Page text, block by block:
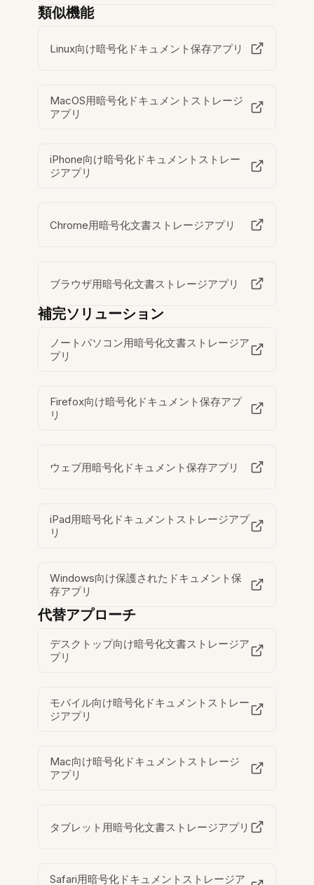
類似機能
Linux向け暗号化ドキュメント保存アプリ
MacOS用暗号化ドキュメントストレージ
アプリ
iPhone向け暗号化ドキュメントストレー
ジアプリ
Chrome用暗号化文書ストレージアプリ
ブラウザ用暗号化文書ストレージアプリ
補完ソリューション
ノートパソコン用暗号化文書ストレージア
プリ
Firefox向け暗号化ドキュメント保存アプ
リ
ウェブ用暗号化ドキュメント保存アプリ
iPad用暗号化ドキュメントストレージアプ
リ
Windows向け保護されたドキュメント保
存アプリ
代替アプローチ
デスクトップ向け暗号化文書ストレージア
プリ
モバイル向け暗号化ドキュメントストレー
ジアプリ
Mac向け暗号化ドキュメントストレージ
アプリ
タブレット用暗号化文書ストレージアプリ
Safari用暗号化ドキュメントストレージア